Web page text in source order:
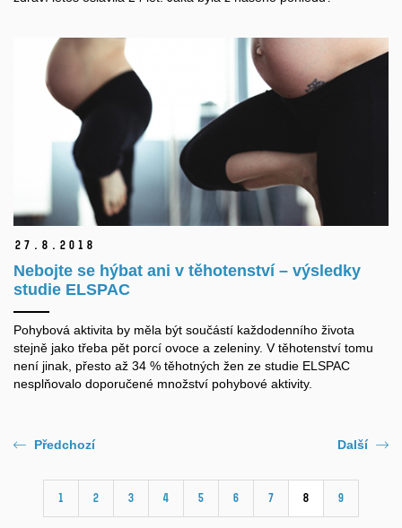
27. 8. 2018
Nebojte se hýbat ani v těhotenství – výsledky
studie ELSPAC
Pohybová aktivita by měla být součástí každodenního života
stejně jako třeba pět porcí ovoce a zeleniny. V těhotenství tomu
není jinak, přesto až 34 % těhotných žen ze studie ELSPAC
nesplňovalo doporučené množství pohybové aktivity.
Předchozí
1 2 3 4 5 6 7 8 9
Další